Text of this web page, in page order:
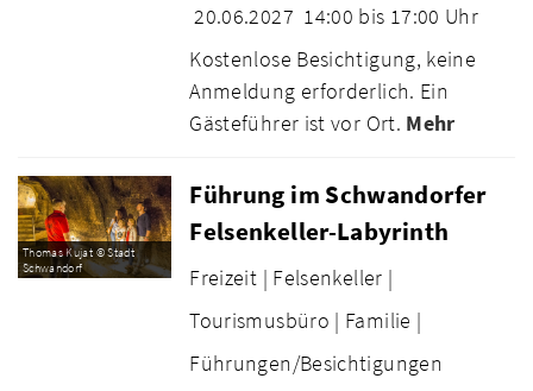
20.06.2027 14:00 bis 17:00 Uhr
Kostenlose Besichtigung, keine
Anmeldung erforderlich. Ein
Gästeführer ist vor Ort. Mehr
Thomas Kujat © Stadt
Schwandorf
Führung im Schwandorfer
Felsenkeller-Labyrinth
Freizeit | Felsenkeller |
Tourismusbüro | Familie |
Führungen/Besichtigungen